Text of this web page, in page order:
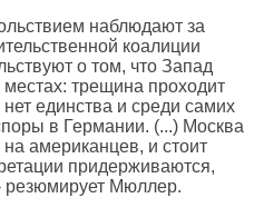
наблюдают за
коалиции
о том, что Запад
местах: трещина проходит
единства и среди самих
в Германии. (...) Москва
американцев, и стоит
придерживаются,
резюмирует Мюллер.